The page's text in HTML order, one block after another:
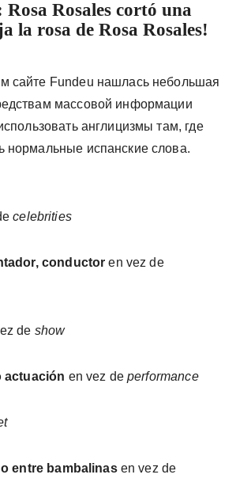
Rosales cortó una
la rosa de Rosa Rosales!
сайте Fundeu нашлась небольшая
массовой информации
англицизмы там, где
нормальные испанские слова.
celebrities
conductor en vez de
de show
actuación en vez deperformance
entre bambalinasen vez de